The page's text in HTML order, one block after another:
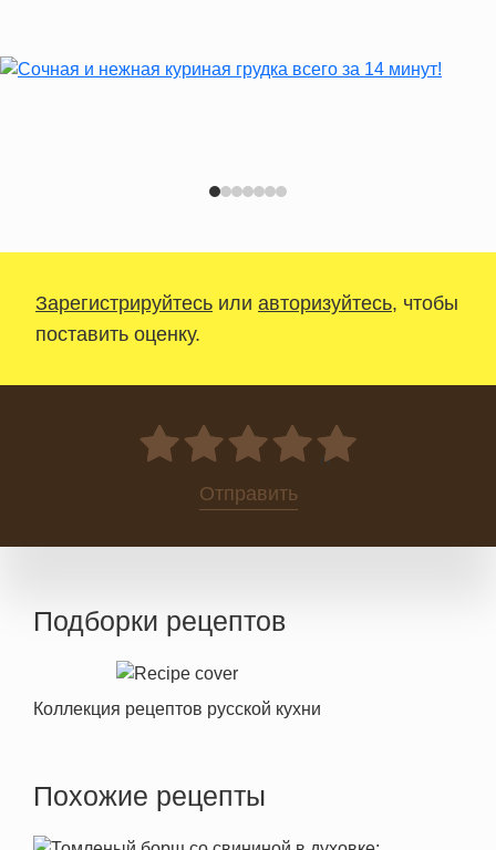
Зарегистрируйтесь или авторизуйтесь, чтобы
поставить оценку.
0
Отправить
Подборки рецептов
Коллекция рецептов русской кухни
Похожие рецепты